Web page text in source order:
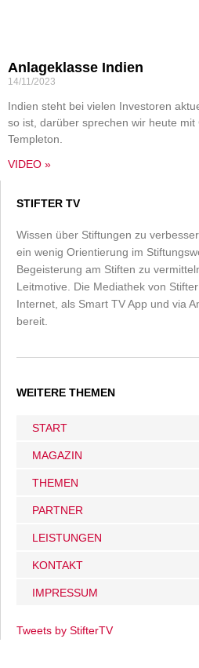
Anlageklasse Indien
14/11/2023
Indien steht bei vielen Investoren
so ist, darüber sprechen wir heute mit
Templeton.
VIDEO »
STIFTER TV
Wissen über Stiftungen zu
ein wenig Orientierung im
Begeisterung am Stiften zu
Leitmotive. Die Mediathek von
Internet, als Smart TV App und via
bereit.
WEITERE THEMEN
START
MAGAZIN
THEMEN
PARTNER
LEISTUNGEN
KONTAKT
IMPRESSUM
Tweets by StifterTV